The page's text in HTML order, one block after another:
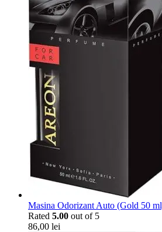
Masina Odorizant Auto (Gold 50
Rated 5.00 out of 5
86,00 lei